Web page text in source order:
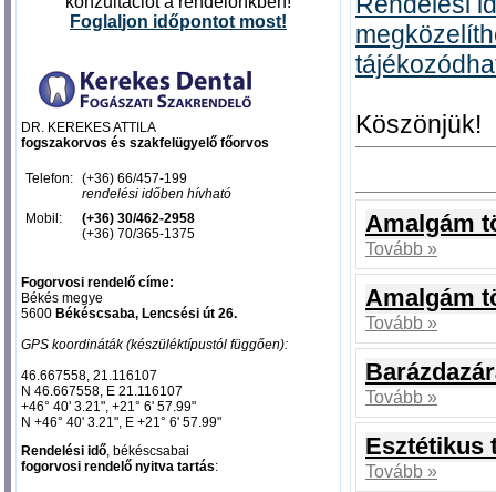
Foglal jon időpontot most!
DR. KEREKES ATTILA
fogszakorvos és szakfelügyelő főorvos
Telefon: (+36) 66/457-199
rendelési időben hívható
Mobil:
(+36) 30/462-2958
(+36) 70/365-1375
Fogorvosi rendelő címe:
Békés megye
5600 Békéscsaba, Lencsési út 26.
GPS koordináták (készüléktípustól függően):
46.667558, 21.116107‎
N 46.667558, E 21.116107‎
+46° 40' 3.21", +21° 6' 57.99"
N +46° 40' 3.21", E +21° 6' 57.99"
Rendelési idő, békéscsabai
fogorvosi rendelő nyitva tartás:
Köszönjük!
Amalgám
Tovább »
Amalgám
Tovább »
Tovább »
Esztétikus
Tovább »